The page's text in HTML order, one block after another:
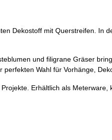
Dekostoff mit Querstreifen. In
und filigrane Gräser
Wahl für Vorhänge,
Erhältlich als